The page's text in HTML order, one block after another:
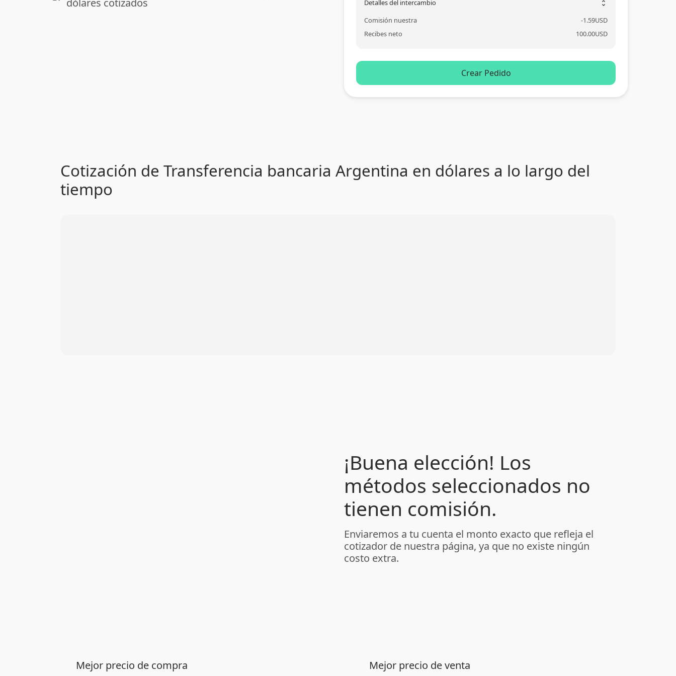
dólares cotizados
Detalles del intercambio unfold_more
Comisión nuestra -1.59USD
Recibes neto
100.00USD
Crear Pedido
Cotización de Transferencia bancaria Argentina en dólares a lo largo del
tiempo
¡Buena elección! Los
métodos seleccionados no
tienen comisión.
Enviaremos a tu cuenta el monto exacto que refleja el
cotizador de nuestra página, ya que no existe ningún
costo extra.
Mejor precio de compra Mejor precio de venta